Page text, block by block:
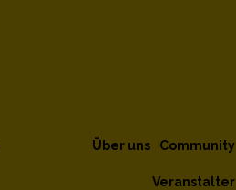
Community
Über uns
Veranstalter